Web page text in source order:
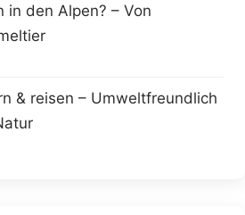
in den Alpen? – Von
& reisen – Umweltfreundlich